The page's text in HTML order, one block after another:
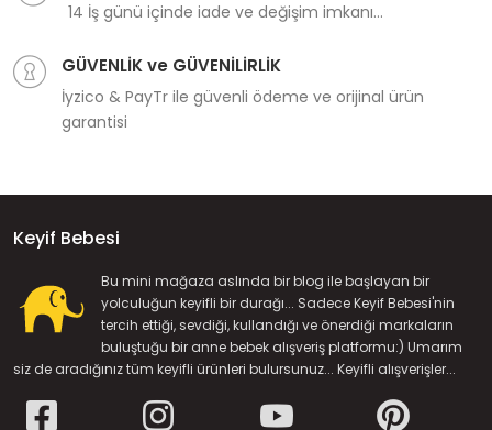
14 İş günü içinde iade ve değişim imkanı...
GÜVENLİK ve GÜVENİLİRLİK
İyzico & PayTr ile güvenli ödeme ve orijinal ürün
garantisi
Keyif Bebesi
Bu mini mağaza aslında bir blog ile başlayan bir
yolculuğun keyifli bir durağı... Sadece Keyif Bebesi'nin
tercih ettiği, sevdiği, kullandığı ve önerdiği markaların
buluştuğu bir anne bebek alışveriş platformu:) Umarım
siz de aradığınız tüm keyifli ürünleri bulursunuz... Keyifli alışverişler...